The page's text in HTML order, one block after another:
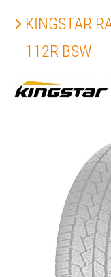
KINGSTAR
112R BSW
Bildergalerie